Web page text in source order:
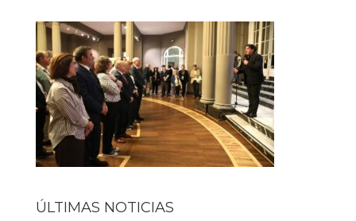
ÚLTIMAS NOTICIAS